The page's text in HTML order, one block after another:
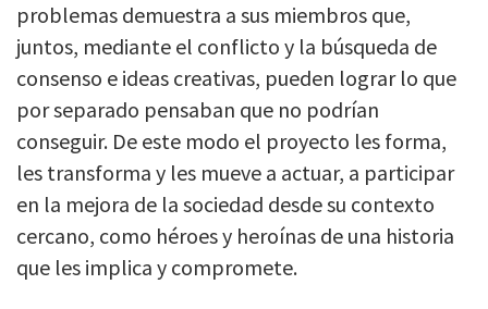
problemas demuestra a sus miembros que,
juntos, mediante el conflicto y la búsqueda de
consenso e ideas creativas, pueden lograr lo que
por separado pensaban que no podrían
conseguir. De este modo el proyecto les forma,
les transforma y les mueve a actuar, a participar
en la mejora de la sociedad desde su contexto
cercano, como héroes y heroínas de una historia
que les implica y compromete.